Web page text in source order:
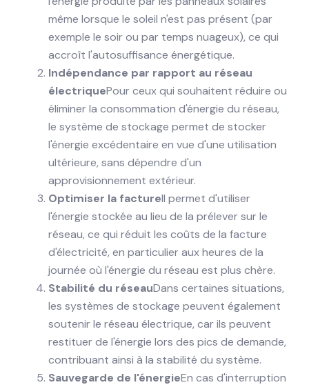
même lorsque le soleil n'est pas présent (par
exemple le soir ou par temps nuageux), ce qui
accroît l'autosuffisance énergétique.
Indépendance par rapport au réseau
électriquePour ceux qui souhaitent réduire ou
éliminer la consommation d'énergie du réseau,
le système de stockage permet de stocker
l'énergie excédentaire en vue d'une utilisation
ultérieure, sans dépendre d'un
approvisionnement extérieur.
Optimiser la factureIl permet d'utiliser
l'énergie stockée au lieu de la prélever sur le
réseau, ce qui réduit les coûts de la facture
d'électricité, en particulier aux heures de la
journée où l'énergie du réseau est plus chère.
Stabilité du réseauDans certaines situations,
les systèmes de stockage peuvent également
soutenir le réseau électrique, car ils peuvent
restituer de l'énergie lors des pics de demande,
contribuant ainsi à la stabilité du système.
Sauvegarde de l'énergieEn cas d'interruption